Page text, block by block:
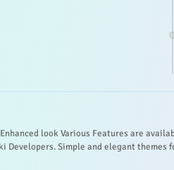
look Various Features are
Developers. Simple and elegant themes